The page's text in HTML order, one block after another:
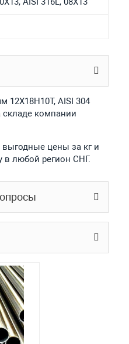
12Х18Н10Т, AISI 304
компании
выгодные цены за кг и
в любой регион СНГ.